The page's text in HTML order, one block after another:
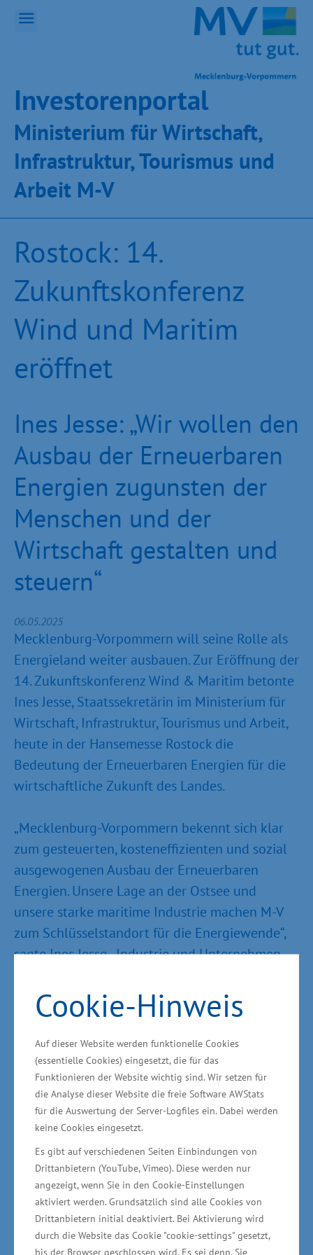
Cookie-Hinweis
Auf dieser Website werden funktionelle Cookies
(essentielle Cookies) eingesetzt, die für das
Funktionieren der Website wichtig sind. Wir setzen für
die Analyse dieser Website die freie Software AWStats
für die Auswertung der Server-Logfiles ein. Dabei werden
keine Cookies eingesetzt.
Es gibt auf verschiedenen Seiten Einbindungen von
Drittanbietern (YouTube, Vimeo). Diese werden nur
angezeigt, wenn Sie in den Cookie-Einstellungen
aktiviert werden. Grundsätzlich sind alle Cookies von
Drittanbietern initial deaktiviert. Bei Aktivierung wird
durch die Website das Cookie "cookie-settings" gesetzt,
bis der Browser geschlossen wird. Es sei denn, Sie
Inves­toren­por­tal
Ministeri­um für Wirt­schaft,
Infra­struk­tur, Tou­ris­mus und
Ar­beit M-V
Rostock: 14.
Zukunftskonferenz
Wind und Maritim
eröffnet
Ines Jesse: „Wir wollen den
Ausbau der Erneuerbaren
Energien zugunsten der
Menschen und der
Wirtschaft gestalten und
steuern“
06.05.2025
Mecklenburg-Vorpommern will seine Rolle als
Energieland weiter ausbauen. Zur Eröffnung der
14. Zukunftskonferenz Wind & Maritim betonte
Ines Jesse, Staatssekretärin im Ministerium für
Wirtschaft, Infrastruktur, Tourismus und Arbeit,
heute in der Hansemesse Rostock die
Bedeutung der Erneuer­baren Energien für die
wirtschaftliche Zukunft des Landes.
„Mecklenburg-Vorpommern bekennt sich klar
zum gesteuerten, kosteneffizienten und sozial
ausgewogenen Ausbau der Erneuerbaren
Energien. Unsere Lage an der Ostsee und
unsere starke maritime Industrie machen M-V
zum Schlüssel­standort für die Energiewende“,
sagte Ines Jesse. „Industrie und Unternehmen
grüne Energie günstig verfügbar ist. Diesen
Standortvorteil werden wir entschlossen
nutzen: Wir gestalten und steuern den Ausbau
zugunsten der Menschen und der Wirtschaft in
Mecklenburg-Vorpommern.“
Mit mehr als 1,8 Gigawatt installierter
Mecklenburg-Vorpommern bereits heute zur
Spitzengruppe beim Ausbau der Windenergie.
Bis 2030 sollen bundesweit 30 Gigawatt und
bis 2045 insgesamt 70 Gigawatt an Offshore-
Kapazität installiert werden.